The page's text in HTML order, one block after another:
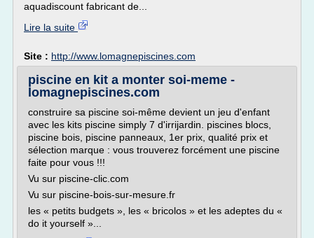
aquadiscount fabricant de...
Lire la suite
Site : http://www.lomagnepiscines.com
piscine en kit a monter soi-meme -
lomagnepiscines.com
construire sa piscine soi-même devient un jeu d'enfant
avec les kits piscine simply 7 d'irrijardin. piscines blocs,
piscine bois, piscine panneaux, 1er prix, qualité prix et
sélection marque : vous trouverez forcément une piscine
faite pour vous !!!
Vu sur piscine-clic.com
Vu sur piscine-bois-sur-mesure.fr
les « petits budgets », les « bricolos » et les adeptes du «
do it yourself »...